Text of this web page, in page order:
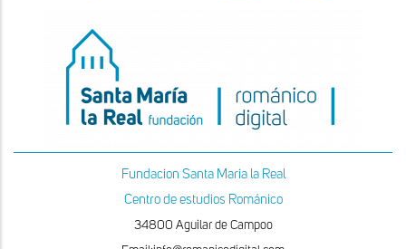
Fundacion Santa Maria la Real
Centro de estudios Románico
34800 Aguilar de Campoo